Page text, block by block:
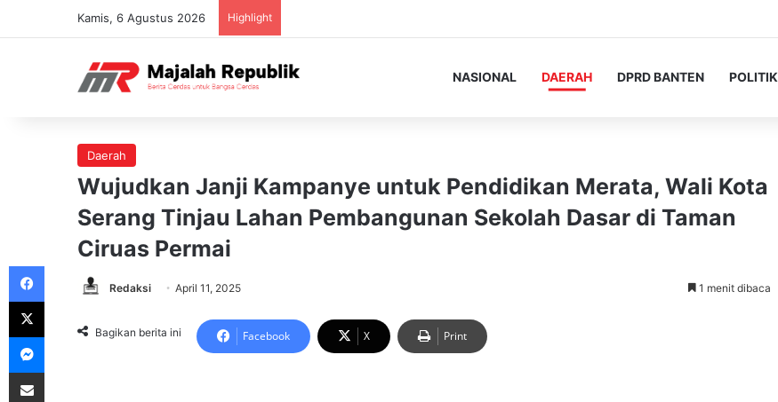
Kamis, 6 Agustus 2026 Highlight
NASIONAL DAERAH DPRD BANTEN POLITIK
Daerah
Wujudkan Janji Kampanye untuk Pendidikan Merata, Wali Kota
Serang Tinjau Lahan Pembangunan Sekolah Dasar di Taman
Ciruas Permai
Redaksi April 11, 2025 1 menit dibaca
Bagikan berita ini Facebook X Print
Facebook
X
Messenger
Share via Email